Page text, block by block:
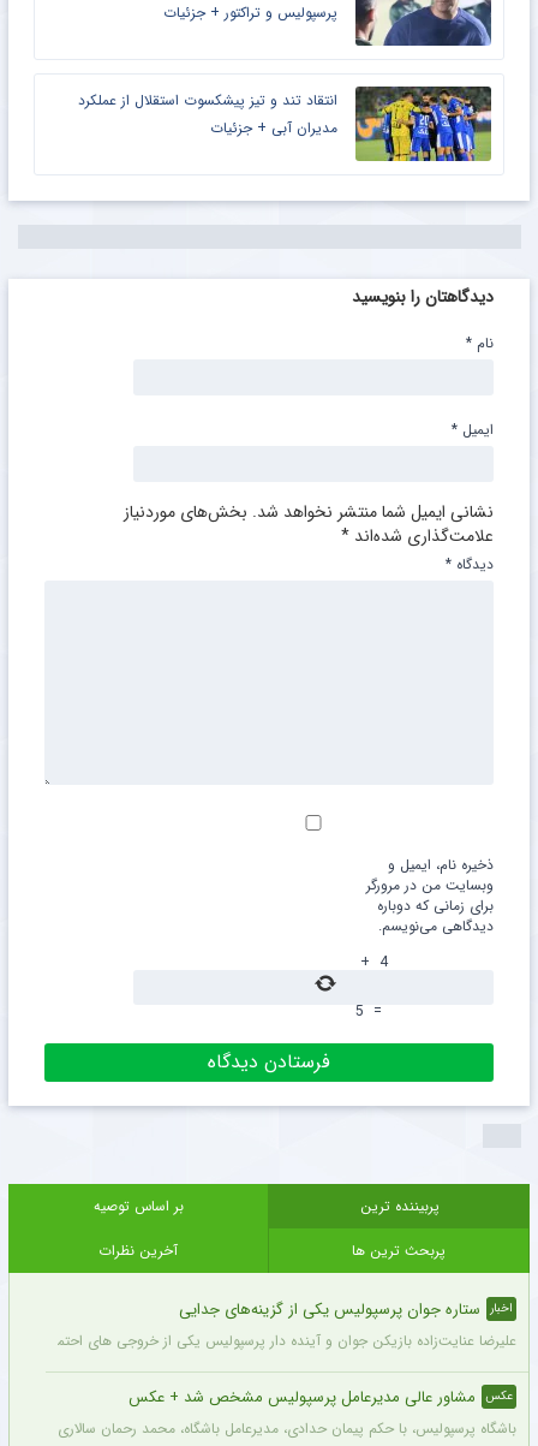
پرسپولیس و تراکتور + جزئیات
انتقاد تند و تیز پیشکسوت استقلال از عملکرد
مدیران آبی + جزئیات
دیدگاهتان را بنویسید
نشانی ایمیل شما منتشر نخواهد شد. بخش‌های موردنیاز
علامت‌گذاری شده‌اند *
دیدگاه *
نام *
ایمیل *
ذخیره نام، ایمیل و
وبسایت من در مرورگر
برای زمانی که دوباره
دیدگاهی می‌نویسم.
4
+
=
5
پربیننده ترین
بر اساس توصیه
پربحث ترین ها
آخرین نظرات
اخبار ستاره جوان پرسپولیس یکی از گزینه‌های جدایی
علیرضا عنایت‌زاده بازیکن جوان و آینده دار پرسپولیس یکی از خروجی های احتمالی
عکس مشاور عالی مدیرعامل پرسپولیس مشخص شد + عکس
باشگاه پرسپولیس، با حکم پیمان حدادی، مدیرعامل باشگاه، محمد رحمان سالاری به